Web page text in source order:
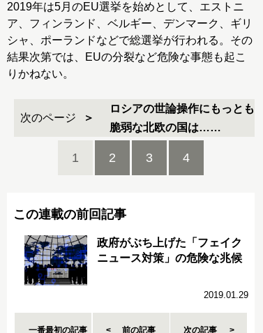
2019年は5月のEU選挙を始めとして、エストニ
ア、フィンランド、ベルギー、デンマーク、ギリ
シャ、ポーランドなどで総選挙が行われる。その
結果次第では、EUの分裂など危険な事態も起こ
りかねない。
次のページ
ロシアの世論操作にもっとも
脆弱な北欧の国は……
1 2 3 4
この連載の前回記事
政府がぶち上げた「フェイク
ニュース対策」の危険な兆候
2019.01.29
一番最初の記事 前の記事 次の記事